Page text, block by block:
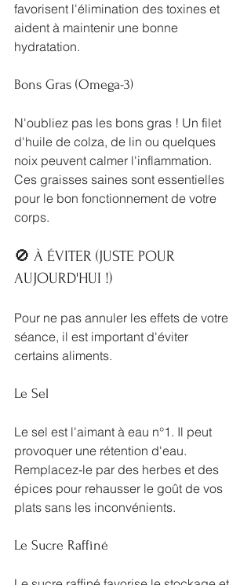
favorisent l'élimination des toxines et
aident à maintenir une bonne
hydratation.
Bons Gras (Omega-3)
N'oubliez pas les bons gras ! Un filet
d'huile de colza, de lin ou quelques
noix peuvent calmer l'inflammation.
Ces graisses saines sont essentielles
pour le bon fonctionnement de votre
corps.
🚫 À ÉVITER (JUSTE POUR
AUJOURD'HUI !)
Pour ne pas annuler les effets de votre
séance, il est important d'éviter
certains aliments.
Le Sel
Le sel est l'aimant à eau n°1. Il peut
provoquer une rétention d'eau.
Remplacez-le par des herbes et des
épices pour rehausser le goût de vos
plats sans les inconvénients.
Le Sucre Raffiné